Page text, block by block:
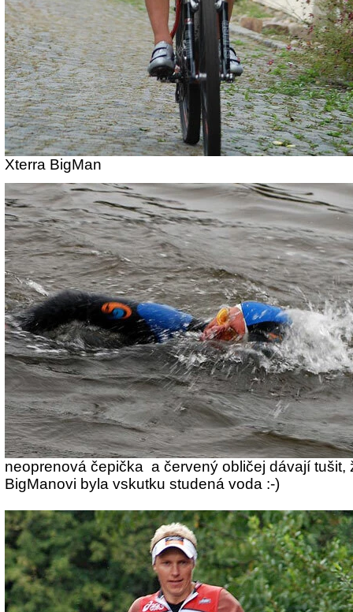
Xterra BigMan
neoprenová čepička a červený obličej dávají tušit,
BigManovi byla vskutku studená voda :-)